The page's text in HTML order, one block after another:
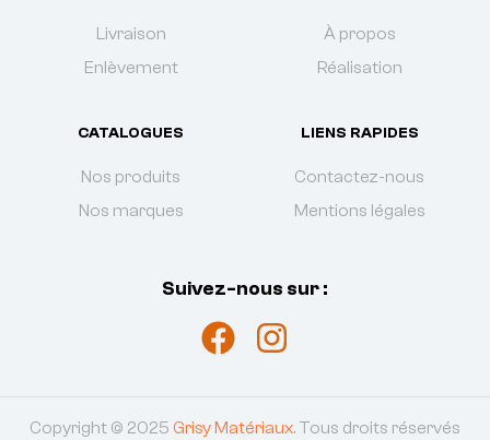
Livraison
Enlèvement
À propos
Réalisation
CATALOGUES
Nos produits
Nos marques
LIENS RAPIDES
Contactez-nous
Mentions légales
Suivez-nous sur :
Copyright © 2025 Grisy Matériaux. Tous droits réservés